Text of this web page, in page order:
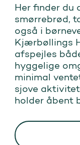
Her finder du
smørrebrød,
også i
Kjærbøllings
afspejles
hyggelige
minimal
sjove
holder åbent